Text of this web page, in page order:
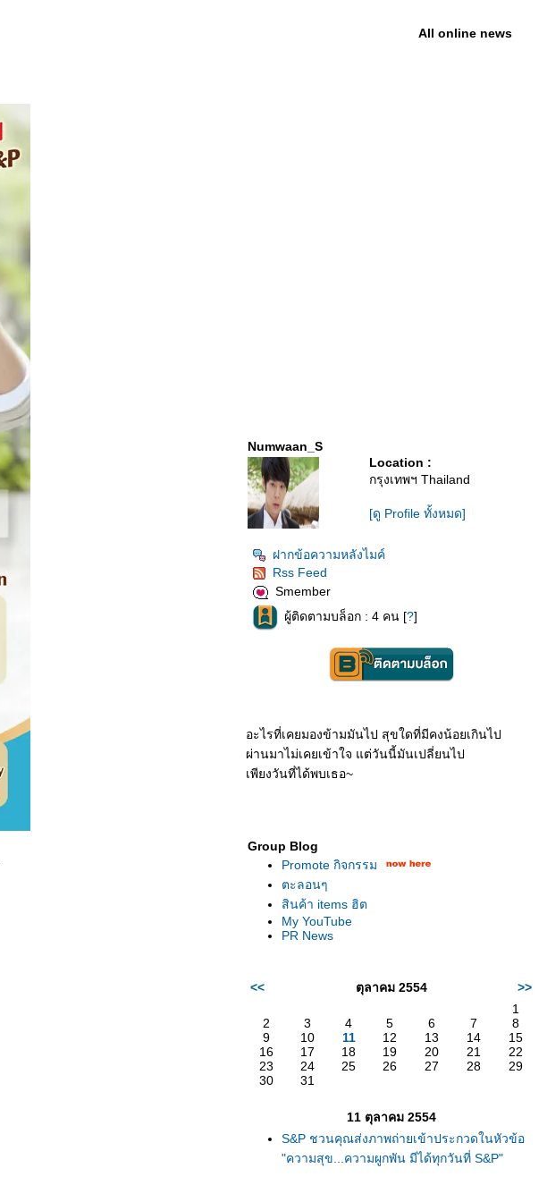
All online news
Numwaan_S
Location :
กรุงเทพฯ Thailand
[ดู Profile ทั้งหมด]
ฝากข้อความหลังไมค์
Rss Feed
Smember
ผู้ติดตามบล็อก : 4 คน [?]
อะไรที่เคยมองข้ามมันไป สุขใดที่มีคงน้อยเกินไป
ผ่านมาไม่เคยเข้าใจ แต่วันนี้มันเปลี่ยนไป
เพียงวันที่ได้พบเธอ~
Group Blog
Promote กิจกรรม
ตะลอนๆ
สินค้า items ฮิต
My YouTube
PR News
<< ตุลาคม 2554
>>
1
2
3 4 5 6 7
8
9
10 11 12 13 14
15
16
17 18 19 20 21
22
23
24 25 26 27 28
29
30
31
11 ตุลาคม 2554
S&P ชวนคุณส่งภาพถ่ายเข้าประกวดในหัวข้อ
"ความสุข...ความผูกพัน มีได้ทุกวันที่ S&P"